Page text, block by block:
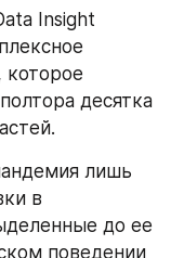
Insight
которое
десятка
лишь
в
до ее
поведении